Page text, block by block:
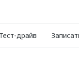
Тест-драйв